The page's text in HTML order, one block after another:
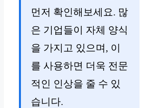
먼저 확인해보세요. 많
은 기업들이 자체 양식
을 가지고 있으며, 이
를 사용하면 더욱 전문
적인 인상을 줄 수 있
습니다.